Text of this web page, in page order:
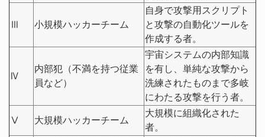
Ⅲ 小規模ハッカーチーム
自身で攻撃用スクリプト
と攻撃の自動化ツールを
作成する者。
Ⅳ
内部犯（不満を持つ従業
員など）
宇宙システムの内部知識
を有し、単純な攻撃から
洗練されたものまで多岐
にわたる攻撃を行う者。
Ⅴ 大規模ハッカーチーム
大規模に組織化された
者。